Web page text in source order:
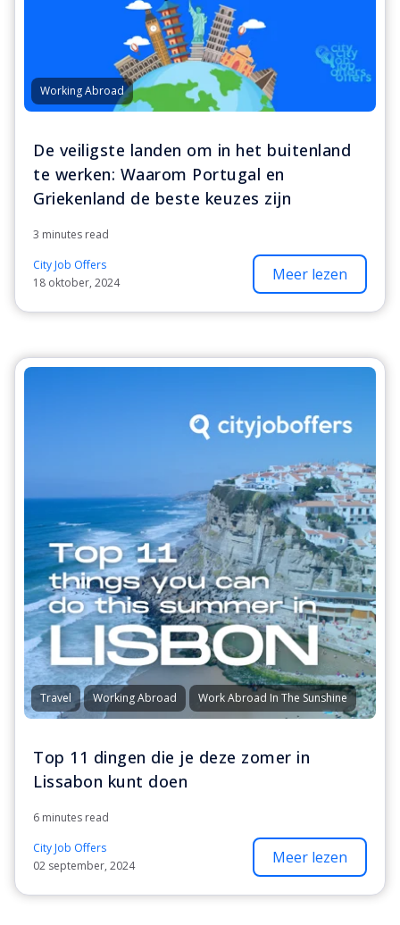
Working Abroad
De veiligste landen om in het buitenland
te werken: Waarom Portugal en
Griekenland de beste keuzes zijn
3 minutes read
City Job Offers
18 oktober, 2024
Meer lezen
Travel Working Abroad Work Abroad In The Sunshine
Top 11 dingen die je deze zomer in
Lissabon kunt doen
6 minutes read
City Job Offers
02 september, 2024
Meer lezen